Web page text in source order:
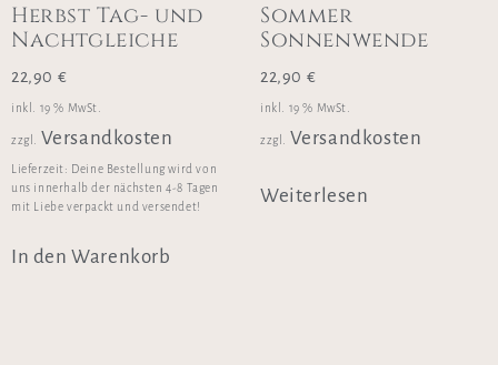
Herbst Tag- und
Nachtgleiche
22,90 €
inkl. 19 % MwSt.
zzgl. Versandkosten
Lieferzeit: Deine Bestellung wird von
uns innerhalb der nächsten 4-8 Tagen
mit Liebe verpackt und versendet!
In den Warenkorb
Sommer
Sonnenwende
22,90 €
inkl. 19 % MwSt.
zzgl. Versandkosten
Weiterlesen